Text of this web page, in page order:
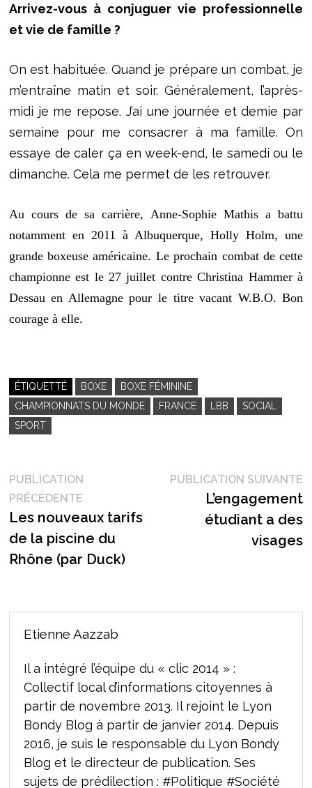
Arrivez-vous à conjuguer vie professionnelle
et vie de famille ?
On est habituée. Quand je prépare un combat, je
m’entraîne matin et soir. Généralement, l’après-
midi je me repose. J’ai une journée et demie par
semaine pour me consacrer à ma famille. On
essaye de caler ça en week-end, le samedi ou le
dimanche. Cela me permet de les retrouver.
Au cours de sa carrière, Anne-Sophie Mathis a battu
notamment en 2011 à Albuquerque, Holly Holm, une
grande boxeuse américaine. Le prochain combat de cette
championne est le 27 juillet contre Christina Hammer à
Dessau en Allemagne pour le titre vacant W.B.O. Bon
courage à elle.
ÉTIQUETTÉ BOXE
BOXE FÉMININE
CHAMPIONNATS DU MONDE
FRANCE LBB
SOCIAL
SPORT
Navigation
de
l’article
PUBLICATION
PRÉCÉDENTEPublication
précédente :
Les nouveaux tarifs
de la piscine du
Rhône (par Duck)
PUBLICATION SUIVANTE
L’engagement
étudiant a des
visages
Etienne Aazzab
Il a intégré l’équipe du « clic 2014 » :
Collectif local d’informations citoyennes à
partir de novembre 2013. Il rejoint le Lyon
Bondy Blog à partir de janvier 2014. Depuis
2016, je suis le responsable du Lyon Bondy
Blog et le directeur de publication. Ses
sujets de prédilection : #Politique #Société